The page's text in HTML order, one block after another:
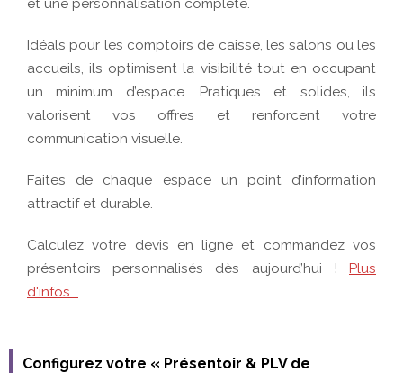
Configurez votre « Présentoir & PLV de